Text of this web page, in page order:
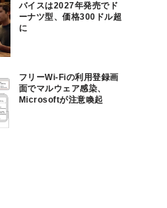
バイスは2027年発売でド
ーナツ型、価格300ドル超
に
フリーWi-Fiの利用登録画
面でマルウェア感染、
Microsoftが注意喚起